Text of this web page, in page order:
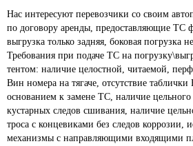
Нас интересуют перевозчики со своим
по договору аренды, предоставляющие ТС
выгрузка только задняя, боковая погрузка
Требования при подаче ТС на
тентом: наличие целостной, читаемой,
Вин номера на тягаче, отсутствие таблички
основанием к замене ТС, наличие цельного
кустарных следов сшивания, наличие
троса с концевиками без следов коррозии,
механизмы с направляющими входящими